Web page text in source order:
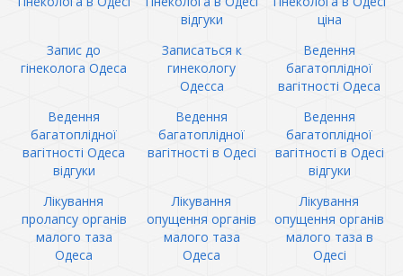
відгуки
ціна
Запис до
гінеколога Одеса
Записаться к
гинекологу
Одесса
Ведення
багатоплідної
вагітності Одеса
Ведення
багатоплідної
вагітності Одеса
відгуки
Ведення
багатоплідної
вагітності в Одесі
Ведення
багатоплідної
вагітності в Одесі
відгуки
Лікування
пролапсу органів
малого таза
Одеса
Лікування
опущення органів
малого таза
Одеса
Лікування
опущення органів
малого таза в
Одесі